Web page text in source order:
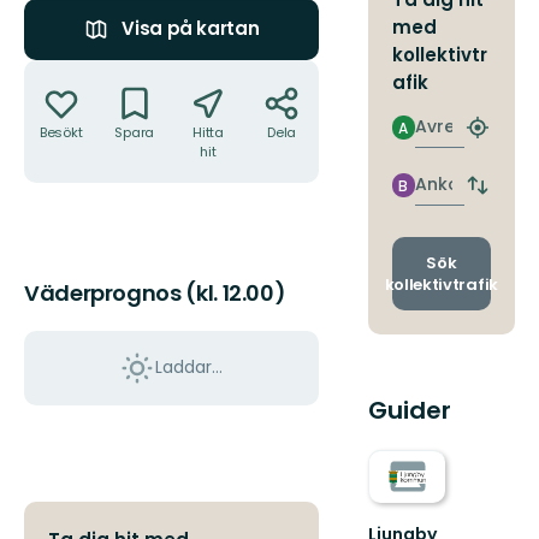
Visa på kartan
Besökt Spara
Hitta
hit
Dela
Väderprognos (kl. 12.00)
Laddar...
med
kollektivtr
afik
Avresa
A
Hitta
Ankomst
B
Byt
och
Sök
kollektivtrafik
Guider